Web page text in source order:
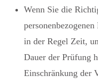
Wenn Sie die
in der Regel Zeit,
Dauer der Prüfung
Einschränkung der